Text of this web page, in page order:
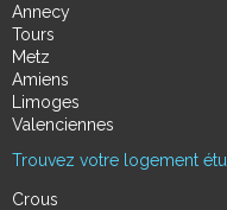
Annecy
Tours
Metz
Amiens
Limoges
Valenciennes
Trouvez votre logement
Crous